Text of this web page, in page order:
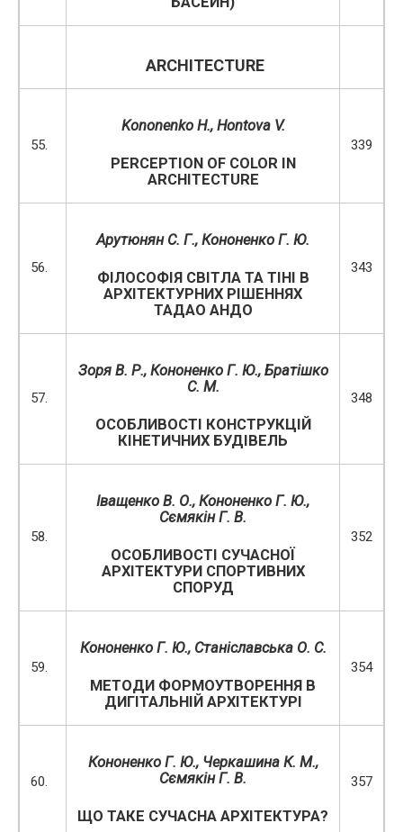
ARCHITECTURE
55.
Kononenko H., Hontova V.
PERCEPTION OF COLOR IN
ARCHITECTURE
339
56.
Арутюнян С. Г., Кононенко Г. Ю.
ФІЛОСОФІЯ СВІТЛА ТА ТІНІ В
АРХІТЕКТУРНИХ РІШЕННЯХ
ТАДАО АНДО
343
57.
Зоря В. Р., Кононенко Г. Ю., Братішко
С. М.
ОСОБЛИВОСТІ КОНСТРУКЦІЙ
КІНЕТИЧНИХ БУДІВЕЛЬ
348
58.
Іващенко В. О., Кононенко Г. Ю.,
Сємякін Г. В.
ОСОБЛИВОСТІ СУЧАСНОЇ
АРХІТЕКТУРИ СПОРТИВНИХ
СПОРУД
352
59.
Кононенко Г. Ю., Станіславська О. С.
МЕТОДИ ФОРМОУТВОРЕННЯ В
ДИГІТАЛЬНІЙ АРХІТЕКТУРІ
354
60.
Кононенко Г. Ю., Черкашина К. М.,
Сємякін Г. В.
ЩО ТАКЕ СУЧАСНА АРХІТЕКТУРА?
357